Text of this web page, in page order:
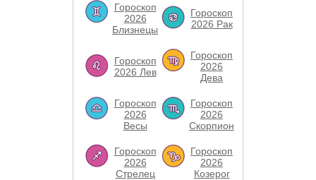
Гороскоп
2026
Близнецы
Гороскоп
2026 Рак
Гороскоп
2026 Лев
Гороскоп
2026
Дева
Гороскоп
2026
Весы
Гороскоп
2026
Скорпион
Гороскоп
2026
Стрелец
Гороскоп
2026
Козерог